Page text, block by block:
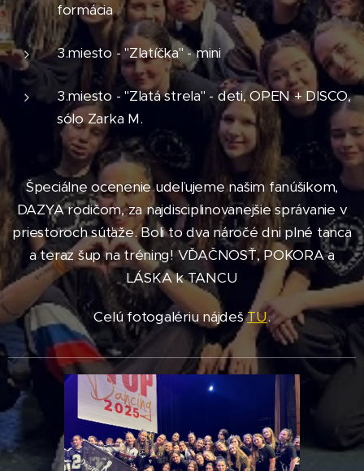
formácia
3.miesto - "Zlatíčka" - mini
3.miesto - "Zlatá strela" - deti, OPEN + DISCO,
sólo Zarka M.
Špeciálne ocenenie udeľujeme našim fanúšikom,
DAZYA rodičom, za najdisciplinovanejšie správanie v
priestoroch súťaže. Boli to dva náročé dni plné tanca
a teraz šup na tréning! VĎAČNOSŤ, POKORA a
LÁSKA k TANCU
Celú fotogalériu nájdešTU.